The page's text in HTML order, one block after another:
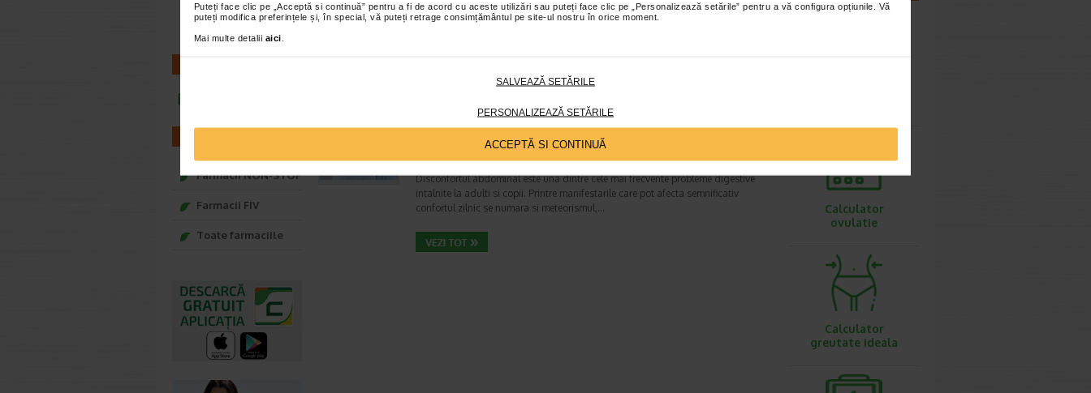
Puteți face clic pe „Acceptă si continuă” pentru a fi de acord cu aceste utilizări sau puteți face clic pe „Personalizează setările” pentru a vă configura opțiunile. Vă
puteți modifica preferințele și, în special, vă puteți retrage consimțământul pe site-ul nostru în orice moment.
Mai multe detalii aici
SALVEAZĂ SETĂRILE
PERSONALIZEAZĂ SETĂRILE
ACCEPTĂ SI CONTINUĂ
Multi oameni au experimentat macar o data dupa masa o senzatie de prea
plin, chiar si atunci cand nu au consumat o cantitate foarte mare de alimente.
Totul despre meteorism: cauze, factori declansatori,
tratament si dieta
Boli ale sistemului digestiv
Timp de citire:6 minute, 7 secunde
26 iulie 2026
Disconfortul abdominal este una dintre cele mai frecvente probleme digestive
intalnite la adulti si copii. Printre manifestarile care pot afecta semnificativ
confortul zilnic se numara si meteorismul,…
Seturi cadou
Baylis&Harding
Farmacii NON-STOP
Farmacii FIV
Toate farmaciile
Calculator
ovulatie
Calculator
greutate ideala